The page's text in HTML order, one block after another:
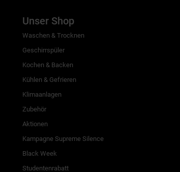
Unser Shop
Waschen & Trocknen
Geschirrspüler
Kochen & Backen
Kühlen & Gefrieren
Klimaanlagen
Zubehör
Aktionen
Kampagne Supreme Silence
Black Week
Studentenrabatt